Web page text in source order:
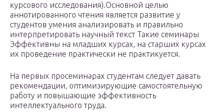
курсового исследования).Основной целью
аннотированного чтения является развитие у
студентов умения анализировать и правильно
интерпретировать научный текст Такие семинары
Эффективны на младших курсах, на старших курсах
их проведение практически не практикуется.
На первых просеминарах студентам следует давать
рекомендации, оптимизирующие самостоятельную
работу и повышающие эффективность
интеллектуального труда.